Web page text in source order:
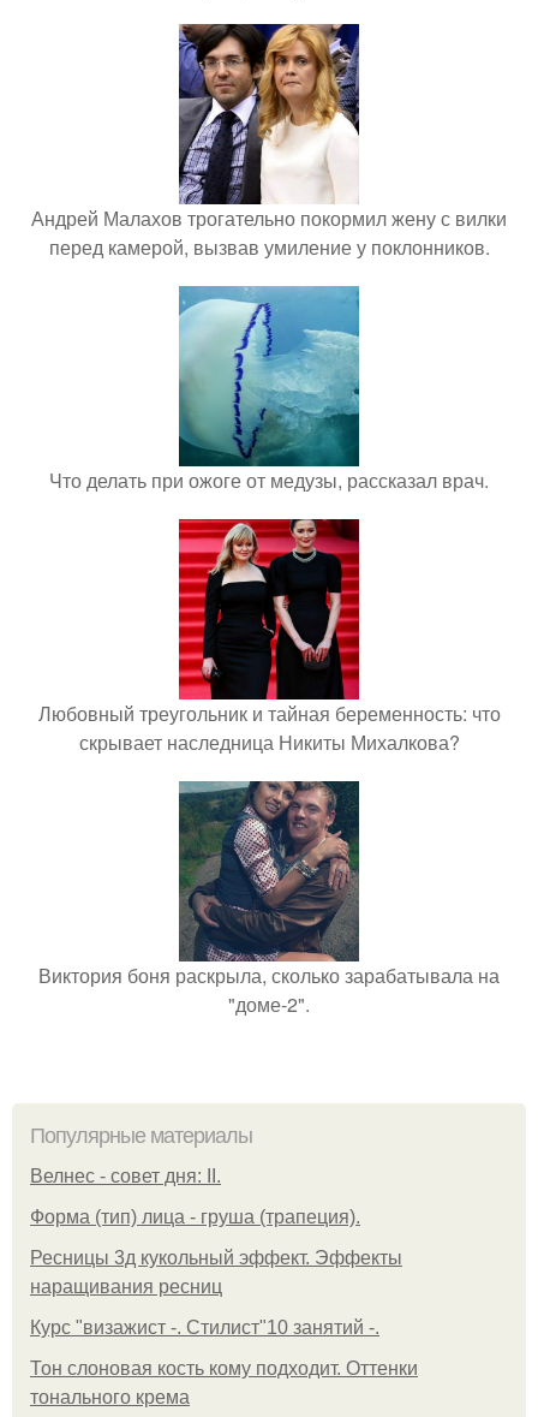
Андрей Малахов трогательно покормил жену с вилки
перед камерой, вызвав умиление у поклонников.
Что делать при ожоге от медузы, рассказал врач.
Любовный треугольник и тайная беременность: что
скрывает наследница Никиты Михалкова?
Виктория боня раскрыла, сколько зарабатывала на
"доме-2".
Популярные материалы
Велнес - совет дня: II.
Форма (тип) лица - груша (трапеция).
Ресницы 3д кукольный эффект. Эффекты
наращивания ресниц
Курс "визажист -. Стилист"10 занятий -.
Тон слоновая кость кому подходит. Оттенки
тонального крема